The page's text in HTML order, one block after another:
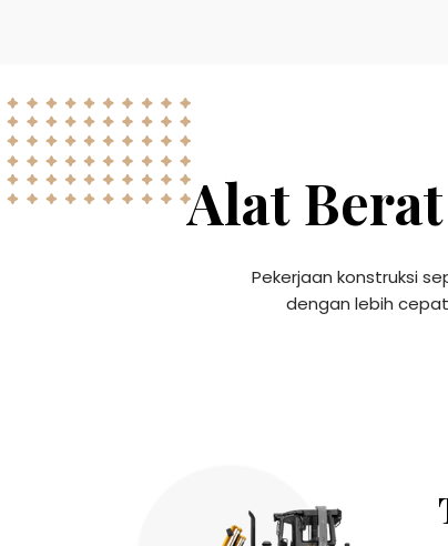
Alat
Pekerjaan konstruksi
dengan lebih